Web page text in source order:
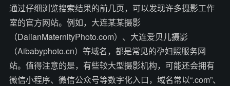
通过仔细浏览搜索结果的前几页，可以发现许多摄影工作
室的官方网站。例如，大连某某摄影
（DalianMaternityPhoto.com）、大连爱贝儿摄影
（Aibabyphoto.cn）等域名，都是常见的孕妇照服务网
站。值得注意的是，有些较大型摄影机构，可能还会拥有
微信小程序、微信公众号等数字化入口，域名常以“.com”、